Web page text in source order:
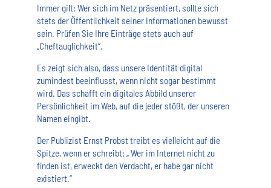
Immer gilt: Wer sich im Netz präsentiert, sollte sich
stets der Öffentlichkeit seiner Informationen bewusst
sein. Prüfen Sie Ihre Einträge stets auch auf
„Cheftauglichkeit“.
Es zeigt sich also, dass unsere Identität digital
zumindest beeinflusst, wenn nicht sogar bestimmt
wird. Das schafft ein digitales Abbild unserer
Persönlichkeit im Web, auf die jeder stößt, der unseren
Namen eingibt.
Der Publizist Ernst Probst treibt es vielleicht auf die
Spitze, wenn er schreibt: „ Wer im Internet nicht zu
finden ist, erweckt den Verdacht, er habe gar nicht
existiert.“